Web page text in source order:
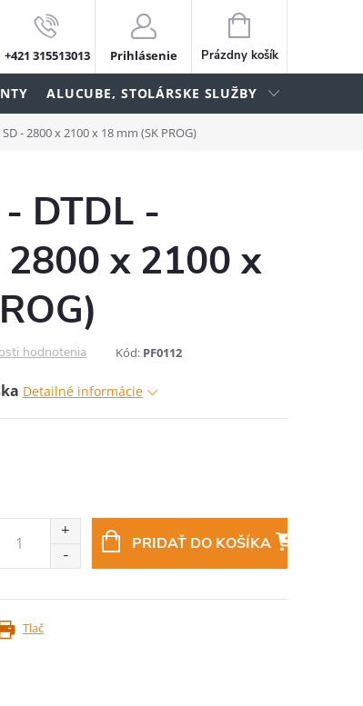
+421 315513013 Prihlásenie
NÁKUPNÝ
KOŠÍK
Prázdny košík
ALUCUBE, STOLÁRSKE SLUŽBY
- 2800 x 2100 x 18 mm (SK PROG)
- DTDL -
x 2100 x
hodnotenia Kód: PF0112
Detailné informácie
PRIDAŤ DO KOŠÍKA
Tlač